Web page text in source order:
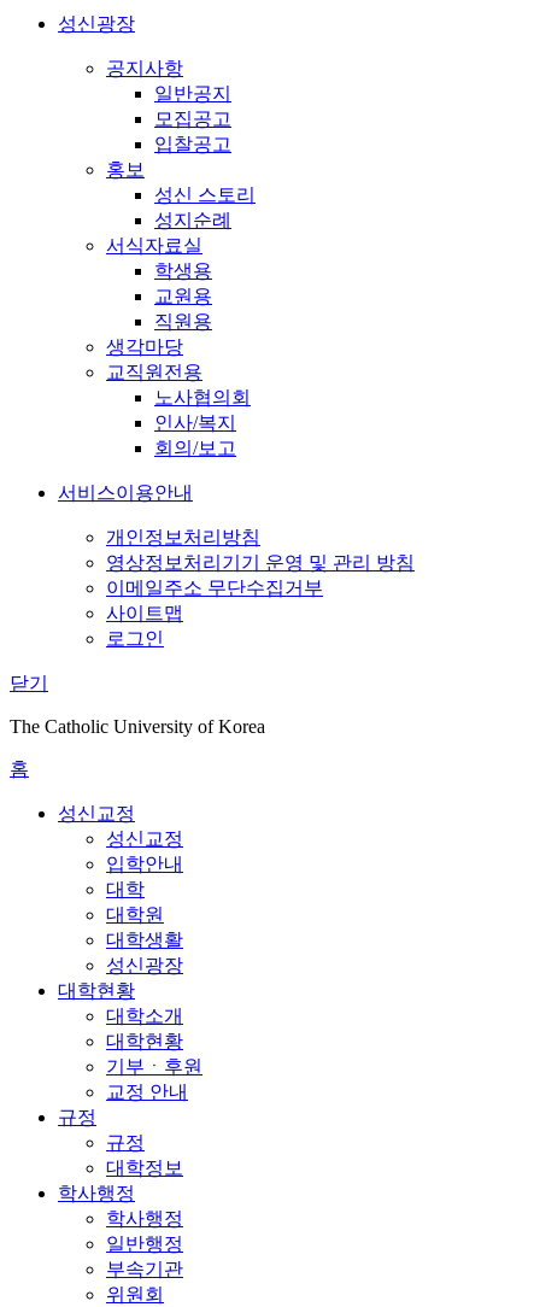
성신광장
공지사항
일반공지
모집공고
입찰공고
홍보
성신 스토리
성지순례
서식자료실
학생용
교원용
직원용
생각마당
교직원전용
노사협의회
인사/복지
회의/보고
서비스이용안내
개인정보처리방침
영상정보처리기기 운영 및 관리 방침
이메일주소 무단수집거부
사이트맵
로그인
닫기
The Catholic University of Korea
홈
성신교정
성신교정
입학안내
대학
대학원
대학생활
성신광장
대학현황
대학소개
대학현황
기부ㆍ후원
교정 안내
규정
규정
대학정보
학사행정
학사행정
일반행정
부속기관
위원회